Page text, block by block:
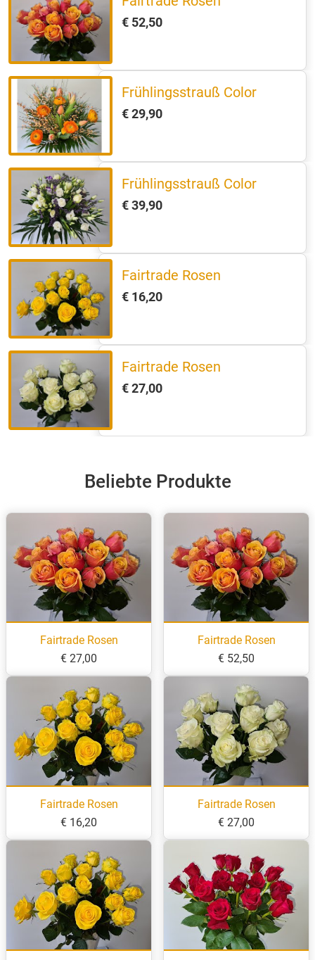
€ 52,50
Frühlingsstrauß Color
€ 29,90
Frühlingsstrauß Color
€ 39,90
Fairtrade Rosen
€ 16,20
Fairtrade Rosen
€ 27,00
Beliebte Produkte
Fairtrade Rosen
€ 27,00
Fairtrade Rosen
€ 52,50
Fairtrade Rosen
€ 16,20
Fairtrade Rosen
€ 27,00